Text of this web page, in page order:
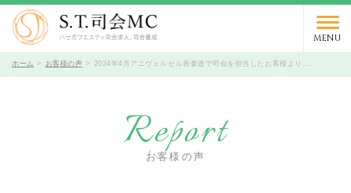
MENU
受付時間 10時～19時 / 定休日 火曜日
ホーム お客様の声 2024年4月アニヴェルセル表参道で司会を担当したお客様より『温かい雰囲気を作ってくれた』
Report
お客様の声